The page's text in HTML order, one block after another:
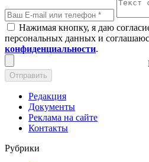
Нажимая кнопку, я даю
персональных данных и
конфиденциальности.
Отправить
Редакция
Документы
Реклама на сайте
Контакты
Рубрики